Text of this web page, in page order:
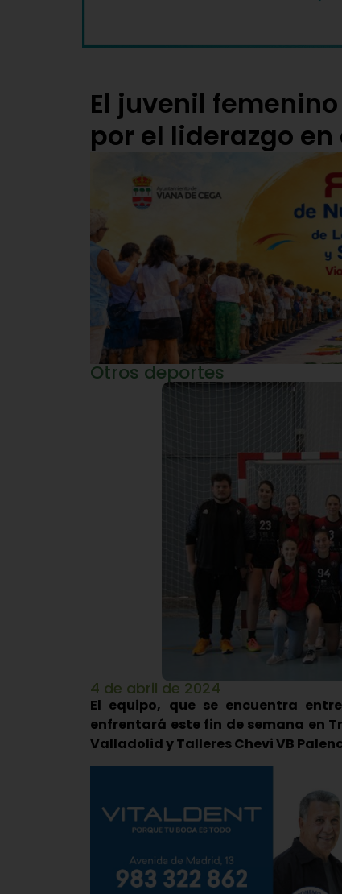
El juvenil
por el liderazgo
Otros deportes
4 de abril de 2024
El equipo, que se encuentra
enfrentará este fin de semana en
Valladolid y Talleres Chevi VB